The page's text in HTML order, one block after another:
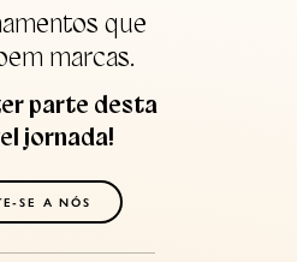
que
marcas.
parte desta
jornada!
SE A NÓS